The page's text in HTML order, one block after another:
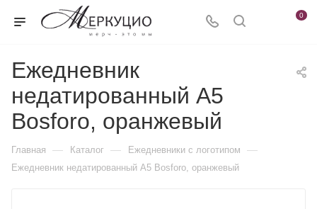
0
Ежедневник
недатированный А5
Bosforo, оранжевый
Главная — Каталог — Ежедневники c логотипом —
Ежедневник недатированный А5 Bosforo, оранжевый